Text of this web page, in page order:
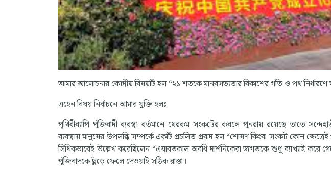
আমার আলোচনার কেন্দ্রীয় বিষয়টি হল “২১ শতকে মানবসভ্যতার বিকাশের গতি ও পথ নির্ধারণে
এহেন বিষয় নির্বাচনে আমার যুক্তি হলঃ
পৃথিবীব্যাপি পুঁজিবাদী ব্যবস্থা বর্তমানে যেরকম সংকটের কবলে পুনরায় রয়েছে তাতে
ব্যবস্থায় মানুষের উপলব্ধি সম্পর্কে একটি প্রচলিত প্রবাদ হল “শোষণ কিংবা সংকট কোন
সিথিকভাবেই উল্লেখ করেছিলেন “এযাবতকাল অবধি দার্শনিকেরা জগতকে শুধু ব্যাখ্যাই
পুঁজিবাদকে ছুঁড়ে ফেলে দেওয়াই সঠিক রাস্তা।